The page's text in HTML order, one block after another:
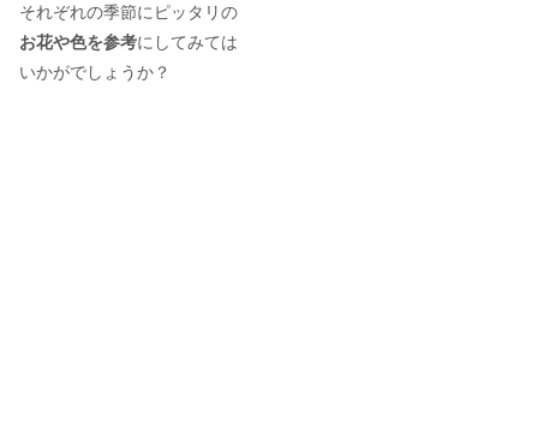
それぞれの季節にピッタリの
お花や色を参考にしてみては
いかがでしょうか？